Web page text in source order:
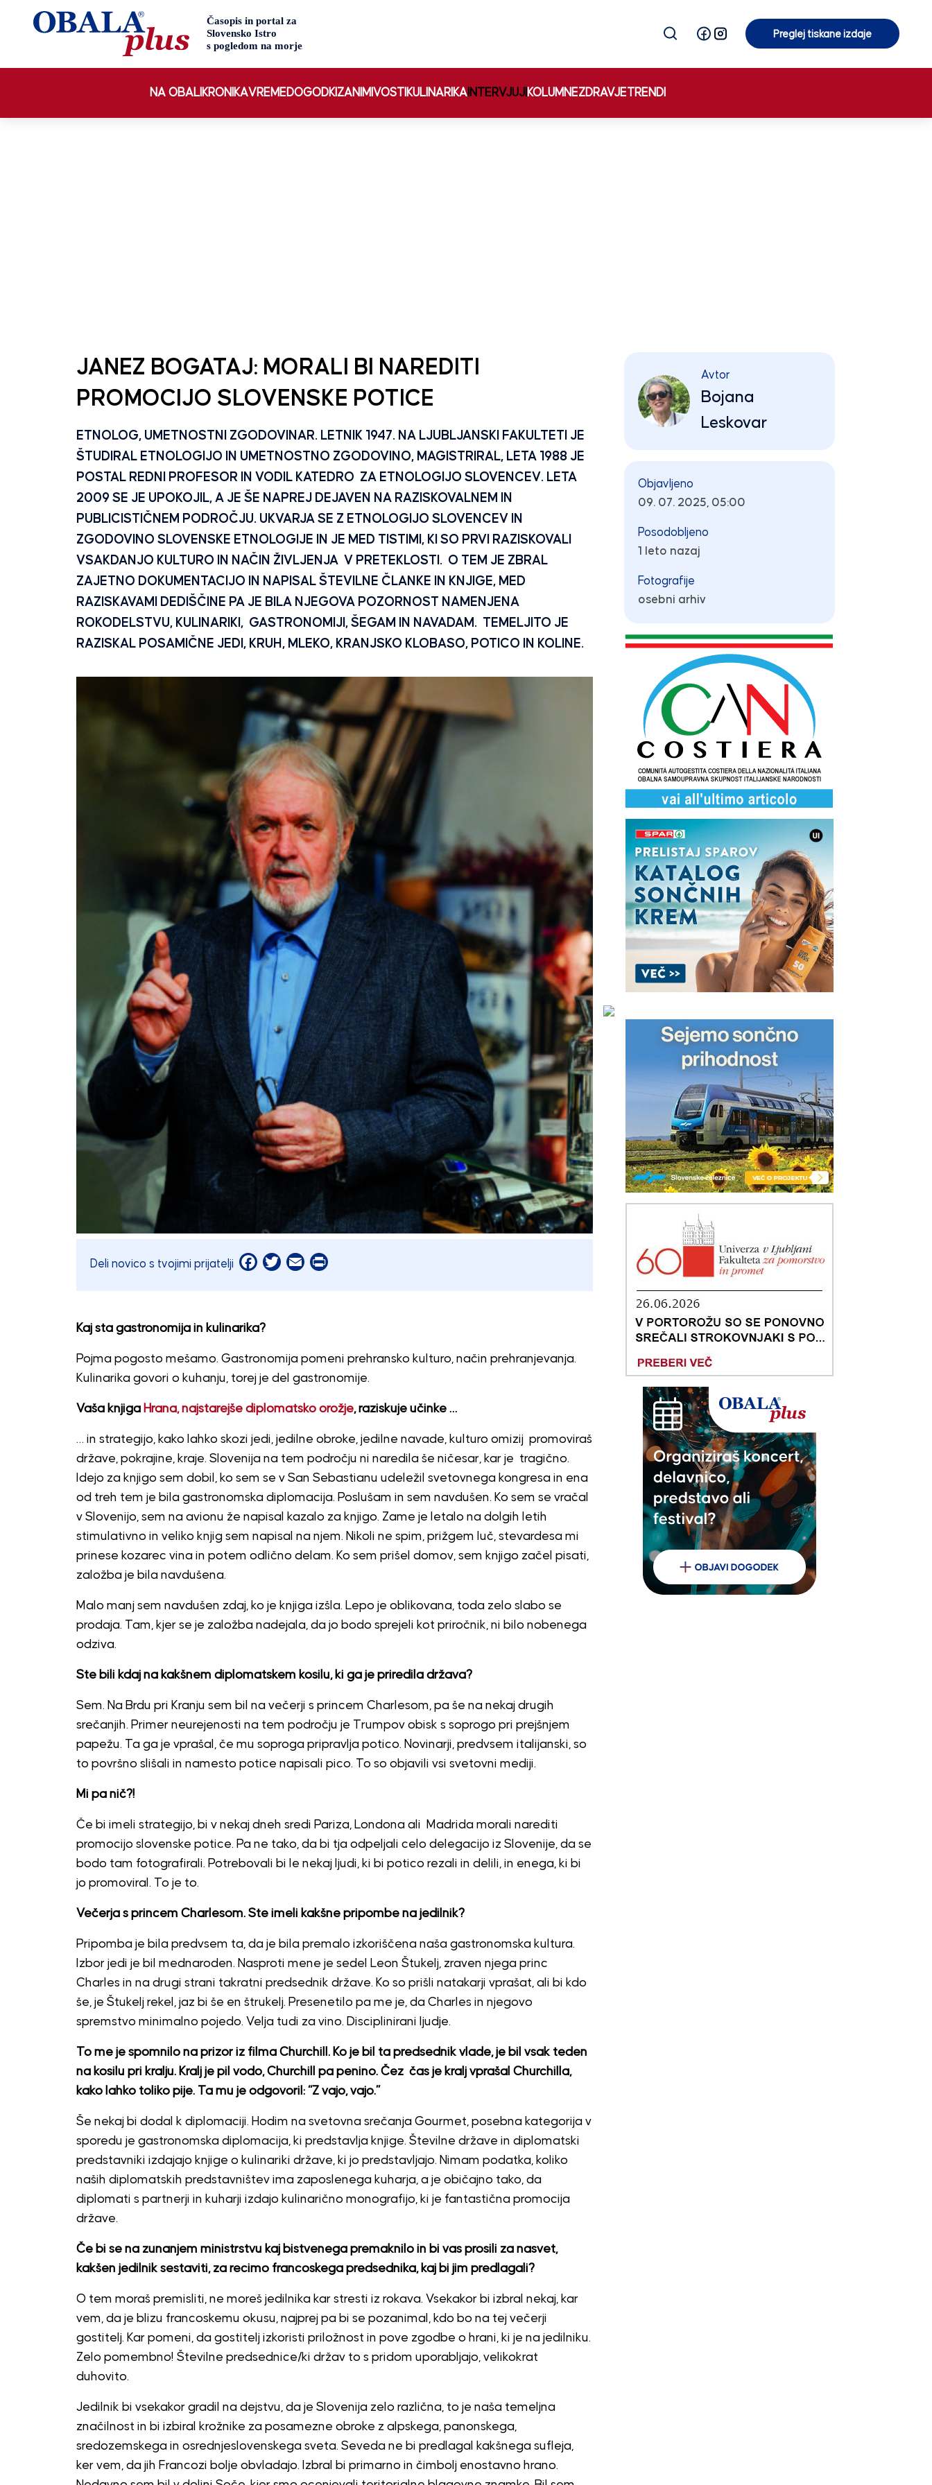
Preglej tiskane izdaje
NA OBALI KRONIKAVREMEDOGODKIZANIMIVOSTI KULINARIKA INTERVJUJI KOLUMNEZDRAVJETRENDI
JANEZ BOGATAJ: MORALI BI NAREDITI
PROMOCIJO SLOVENSKE POTICE
ETNOLOG, UMETNOSTNI ZGODOVINAR. LETNIK 1947. NA LJUBLJANSKI FAKULTETI JE
ŠTUDIRAL ETNOLOGIJO IN UMETNOSTNO ZGODOVINO, MAGISTRIRAL, LETA 1988 JE
POSTAL REDNI PROFESOR IN VODIL KATEDRO ZA ETNOLOGIJO SLOVENCEV. LETA
2009 SE JE UPOKOJIL, A JE ŠE NAPREJ DEJAVEN NA RAZISKOVALNEM IN
PUBLICISTIČNEM PODROČJU. UKVARJA SE Z ETNOLOGIJO SLOVENCEV IN
ZGODOVINO SLOVENSKE ETNOLOGIJE IN JE MED TISTIMI, KI SO PRVI RAZISKOVALI
VSAKDANJO KULTURO IN NAČIN ŽIVLJENJA V PRETEKLOSTI. O TEM JE ZBRAL
ZAJETNO DOKUMENTACIJO IN NAPISAL ŠTEVILNE ČLANKE IN KNJIGE, MED
RAZISKAVAMI DEDIŠČINE PA JE BILA NJEGOVA POZORNOST NAMENJENA
ROKODELSTVU, KULINARIKI, GASTRONOMIJI, ŠEGAM IN NAVADAM. TEMELJITO JE
RAZISKAL POSAMIČNE JEDI, KRUH, MLEKO, KRANJSKO KLOBASO, POTICO IN KOLINE.
Deli novico s tvojimi prijatelji Facebook
Twitter
EmailPrint
Kaj sta gastronomija in kulinarika?
Pojma pogosto mešamo. Gastronomija pomeni prehransko kulturo, način prehranjevanja.
Kulinarika govori o kuhanju, torej je del gastronomije.
Vaša knjiga Hrana, najstarejše diplomatsko orožje, raziskuje učinke …
… in strategijo, kako lahko skozi jedi, jedilne obroke, jedilne navade, kulturo omizij promoviraš
države, pokrajine, kraje. Slovenija na tem področju ni naredila še ničesar, kar je tragično.
Idejo za knjigo sem dobil, ko sem se v San Sebastianu udeležil svetovnega kongresa in ena
od treh tem je bila gastronomska diplomacija. Poslušam in sem navdušen. Ko sem se vračal
v Slovenijo, sem na avionu že napisal kazalo za knjigo. Zame je letalo na dolgih letih
stimulativno in veliko knjig sem napisal na njem. Nikoli ne spim, prižgem luč, stevardesa mi
prinese kozarec vina in potem odlično delam. Ko sem prišel domov, sem knjigo začel pisati,
založba je bila navdušena.
Malo manj sem navdušen zdaj, ko je knjiga izšla. Lepo je oblikovana, toda zelo slabo se
prodaja. Tam, kjer se je založba nadejala, da jo bodo sprejeli kot priročnik, ni bilo nobenega
odziva.
Ste bili kdaj na kakšnem diplomatskem kosilu, ki ga je priredila država?
Sem. Na Brdu pri Kranju sem bil na večerji s princem Charlesom, pa še na nekaj drugih
srečanjih. Primer neurejenosti na tem področju je Trumpov obisk s soprogo pri prejšnjem
papežu. Ta ga je vprašal, če mu soproga pripravlja potico. Novinarji, predvsem italijanski, so
to površno slišali in namesto potice napisali pico. To so objavili vsi svetovni mediji.
Mi pa nič?!
Če bi imeli strategijo, bi v nekaj dneh sredi Pariza, Londona ali Madrida morali narediti
promocijo slovenske potice. Pa ne tako, da bi tja odpeljali celo delegacijo iz Slovenije, da se
bodo tam fotografirali. Potrebovali bi le nekaj ljudi, ki bi potico rezali in delili, in enega, ki bi
jo promoviral. To je to.
Večerja s princem Charlesom. Ste imeli kakšne pripombe na jedilnik?
Pripomba je bila predvsem ta, da je bila premalo izkoriščena naša gastronomska kultura.
Izbor jedi je bil mednaroden. Nasproti mene je sedel Leon Štukelj, zraven njega princ
Charles in na drugi strani takratni predsednik države. Ko so prišli natakarji vprašat, ali bi kdo
še, je Štukelj rekel, jaz bi še en štrukelj. Presenetilo pa me je, da Charles in njegovo
spremstvo minimalno pojedo. Velja tudi za vino. Disciplinirani ljudje.
To me je spomnilo na prizor iz filma Churchill. Ko je bil ta predsednik vlade, je bil vsak teden
na kosilu pri kralju. Kralj je pil vodo, Churchill pa penino. Čez čas je kralj vprašal Churchilla,
kako lahko toliko pije. Ta mu je odgovoril: “Z vajo, vajo.”
Še nekaj bi dodal k diplomaciji. Hodim na svetovna srečanja Gourmet, posebna kategorija v
sporedu je gastronomska diplomacija, ki predstavlja knjige. Številne države in diplomatski
predstavniki izdajajo knjige o kulinariki države, ki jo predstavljajo. Nimam podatka, koliko
naših diplomatskih predstavništev ima zaposlenega kuharja, a je običajno tako, da
diplomati s partnerji in kuharji izdajo kulinarično monografijo, ki je fantastična promocija
države.
Če bi se na zunanjem ministrstvu kaj bistvenega premaknilo in bi vas prosili za nasvet,
kakšen jedilnik sestaviti, za recimo francoskega predsednika, kaj bi jim predlagali?
O tem moraš premisliti, ne moreš jedilnika kar stresti iz rokava. Vsekakor bi izbral nekaj, kar
vem, da je blizu francoskemu okusu, najprej pa bi se pozanimal, kdo bo na tej večerji
gostitelj. Kar pomeni, da gostitelj izkoristi priložnost in pove zgodbe o hrani, ki je na jedilniku.
Zelo pomembno! Številne predsednice/ki držav to s pridom uporabljajo, velikokrat
duhovito.
Jedilnik bi vsekakor gradil na dejstvu, da je Slovenija zelo različna, to je naša temeljna
značilnost in bi izbiral krožnike za posamezne obroke z alpskega, panonskega,
sredozemskega in osrednjeslovenskega sveta. Seveda ne bi predlagal kakšnega sufleja,
ker vem, da jih Francozi bolje obvladajo. Izbral bi primarno in čimbolj enostavno hrano.
Avtor
Bojana
Leskovar
Objavljeno
09. 07. 2025, 05:00
Posodobljeno
1 leto nazaj
Fotografije
osebni arhiv